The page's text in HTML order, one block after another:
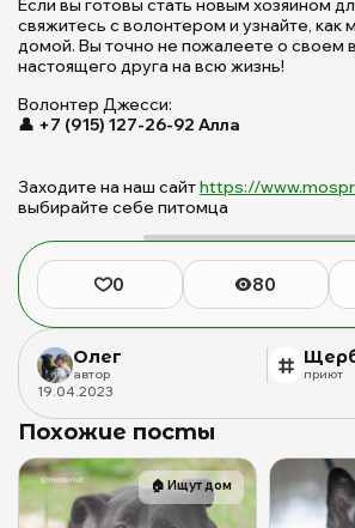
Если вы готовы стать новым хозяином
свяжитесь с волонтером и узнайте, как
домой. Вы точно не пожалеете о своем
настоящего друга на всю жизнь!
Волонтер Джесси:
👤 +7 (915) 127-26-92 Алла
Заходите на наш сайтhttps://
выбирайте себе питомца
0 80
Олег
автор приют
19.04.2023
Похожие посты
🏠Ищут дом